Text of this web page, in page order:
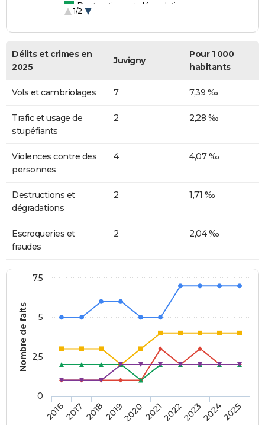
Destructions et dégradations
1/2
Délits et crimes en
2025
Juvigny
Pour 1 000
habitants
Vols et cambriolages 7 7,39 ‰
Trafic et usage de
stupéfiants
2 2,28 ‰
Violences contre des
personnes
4 4,07 ‰
Destructions et
dégradations
2 1,71 ‰
Escroqueries et
fraudes
2 2,04 ‰
Nombre de faits
20162017 20182019202020212022202320242025
0
2,5
5
7,5